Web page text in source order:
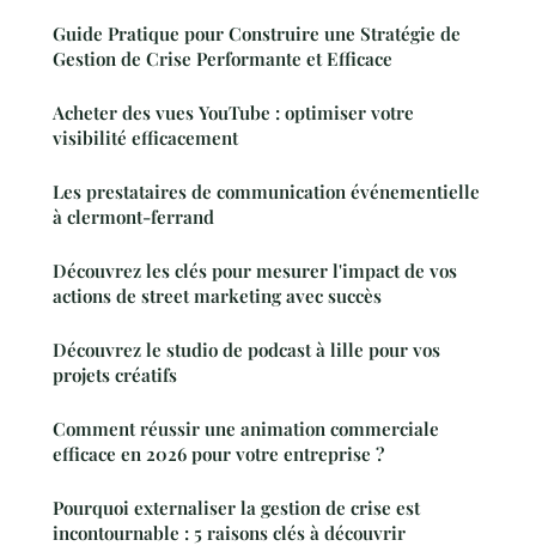
Guide Pratique pour Construire une Stratégie de
Gestion de Crise Performante et Efficace
Acheter des vues YouTube : optimiser votre
visibilité efficacement
Les prestataires de communication événementielle
à clermont-ferrand
Découvrez les clés pour mesurer l'impact de vos
actions de street marketing avec succès
Découvrez le studio de podcast à lille pour vos
projets créatifs
Comment réussir une animation commerciale
efficace en 2026 pour votre entreprise ?
Pourquoi externaliser la gestion de crise est
incontournable : 5 raisons clés à découvrir